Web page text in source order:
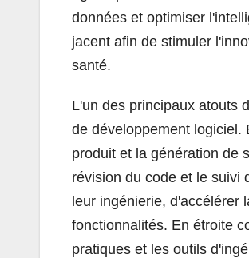
données et optimiser
jacent afin de stimuler
santé.
L'un des principaux atouts
de développement logiciel.
produit et la génération de
révision du code et le suivi
leur ingénierie, d'accélérer
fonctionnalités. En étroite
pratiques et les outils